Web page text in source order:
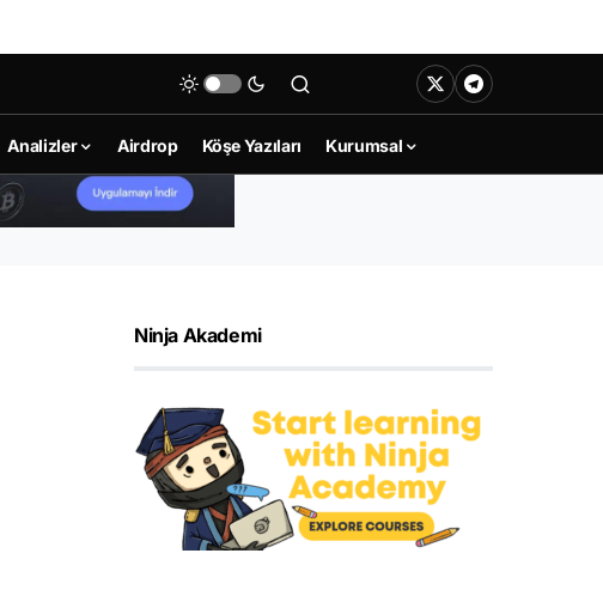
Analizler Airdrop Köşe Yazıları Kurumsal
Ninja Akademi